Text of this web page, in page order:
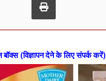
बॉक्स (विज्ञापन देने के लिए संपर्क करें)